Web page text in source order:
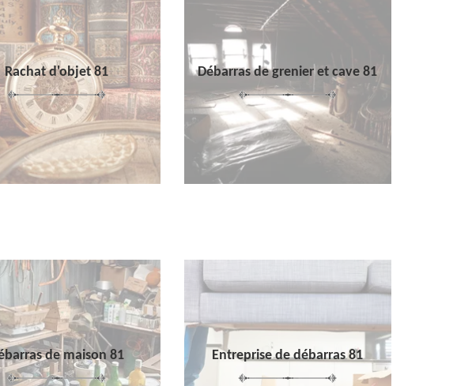
Rachat d'objet 81 Débarras de grenier et cave 81
de maison 81 Entreprise de débarras 81